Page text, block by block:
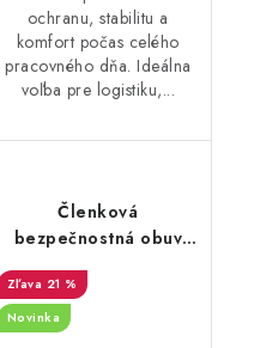
ochranu, stabilitu a
komfort počas celého
pracovného dňa. Ideálna
voľba pre logistiku,...
Členková
bezpečnostná obuv
CXS - Rock Perlite S3S
21 %
Novinka